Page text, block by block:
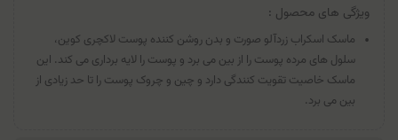
ویژگی های محصول :
ماسک اسکراب زردآلو صورت و بدن روشن کننده پوست لاکچری کوین،
سلول های مرده پوست را از بین می برد و پوست را لایه برداری می کند. این
ماسک خاصیت تقویت کنندگی دارد و چین و چروک پوست را تا حد زیادی از
بین می برد.